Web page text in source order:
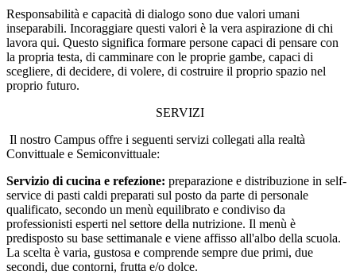
Responsabilità e capacità di dialogo sono due valori umani
inseparabili. Incoraggiare questi valori è la vera aspirazione di chi
lavora qui. Questo significa formare persone capaci di pensare con
la propria testa, di camminare con le proprie gambe, capaci di
scegliere, di decidere, di volere, di costruire il proprio spazio nel
proprio futuro.
SERVIZI
Il nostro Campus offre i seguenti servizi collegati alla realtà
Convittuale e Semiconvittuale:
Servizio di cucina e refezione: preparazione e distribuzione in self-
service di pasti caldi preparati sul posto da parte di personale
qualificato, secondo un menù equilibrato e condiviso da
professionisti esperti nel settore della nutrizione. Il menù è
predisposto su base settimanale e viene affisso all'albo della scuola.
La scelta è varia, gustosa e comprende sempre due primi, due
secondi, due contorni, frutta e/o dolce.